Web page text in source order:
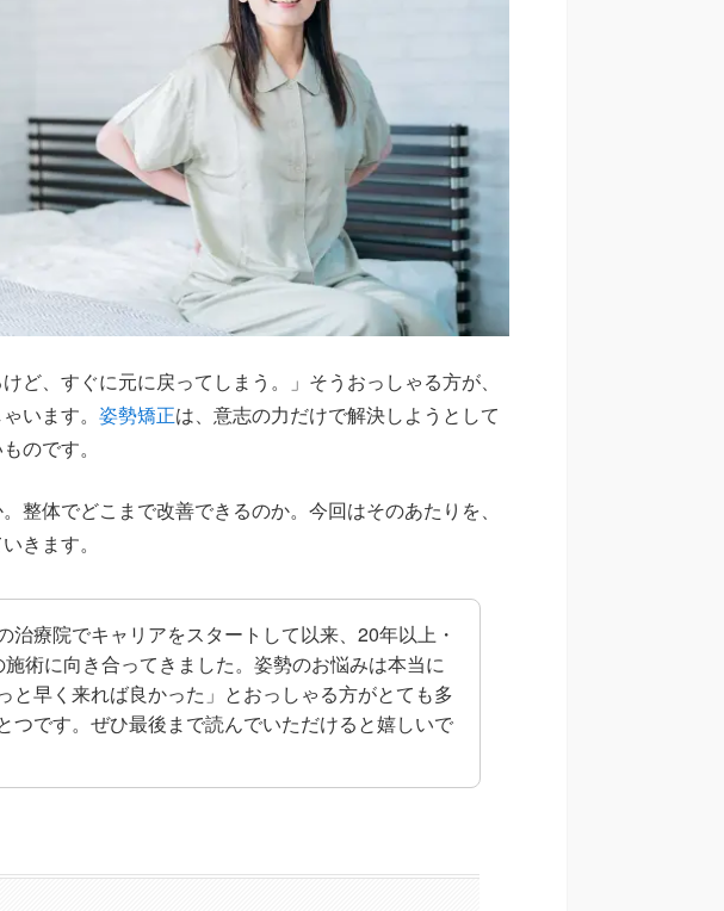
ど、すぐに元に戻ってしまう。」そうおっしゃる方が、
います。 姿勢矯正は、意志の力だけで解決しようとして
のです。
整体でどこまで改善できるのか。今回はそのあたりを、
きます。
治療院でキャリアをスタートして以来、20年以上・
術に向き合ってきました。姿勢のお悩みは本当に
と早く来れば良かった」とおっしゃる方がとても多
つです。ぜひ最後まで読んでいただけると嬉しいで